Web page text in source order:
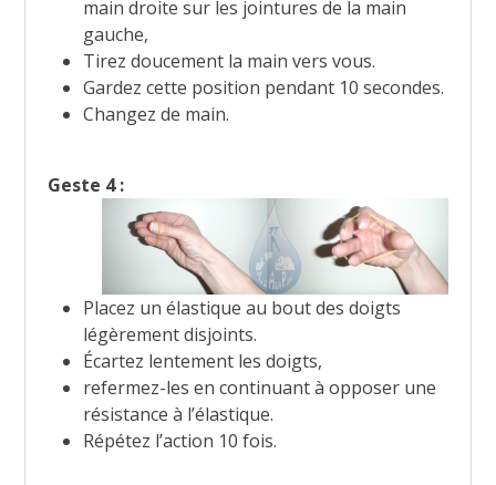
main droite sur les jointures de la main
gauche,
Tirez doucement la main vers vous.
Gardez cette position pendant 10 secondes.
Changez de main.
Geste 4 :
Placez un élastique au bout des doigts
légèrement disjoints.
Écartez lentement les doigts,
refermez-les en continuant à opposer une
résistance à l’élastique.
Répétez l’action 10 fois.